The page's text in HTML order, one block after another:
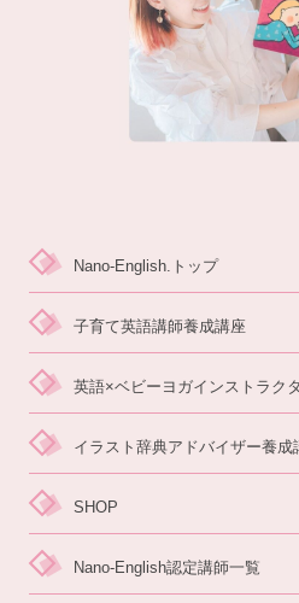
Nano-English.トップ
子育て英語講師養成講座
英語×ベビーヨガイ ンストラク
イラスト辞典アドバイザー養成
SHOP
Nano-English認定講師一覧